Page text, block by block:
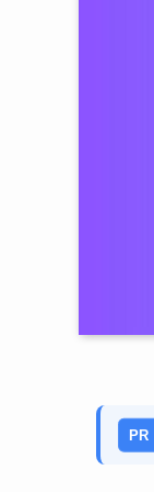
PR